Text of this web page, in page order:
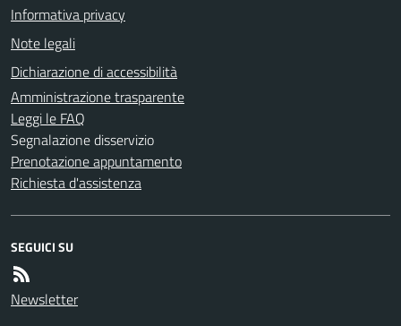
Informativa privacy
Note legali
Dichiarazione di accessibilità
Amministrazione trasparente
Leggi le FAQ
Segnalazione disservizio
Prenotazione appuntamento
Richiesta d'assistenza
SEGUICI SU
Newsletter